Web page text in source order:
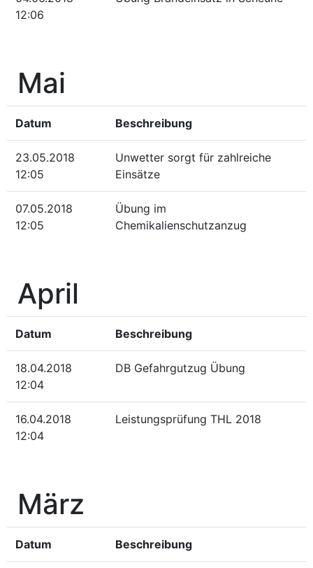
12:06
Mai
Datum Beschreibung
23.05.2018
12:05
Unwetter sorgt für zahlreiche
Einsätze
07.05.2018
12:05
Übung im
Chemikalienschutzanzug
April
Datum Beschreibung
18.04.2018
12:04
DB Gefahrgutzug Übung
16.04.2018
12:04
Leistungsprüfung THL 2018
März
Datum Beschreibung